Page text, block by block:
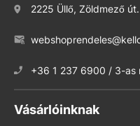
2225 Üllő, Zöldmező
+36 1 237 6900 / 3-as
Vásárlóinknak